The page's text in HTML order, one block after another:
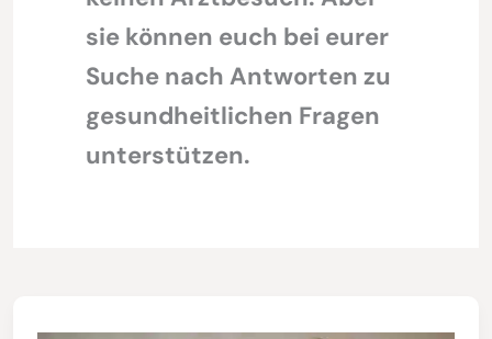
sie können euch bei eurer
Suche nach Antworten zu
gesundheitlichen Fragen
unterstützen.